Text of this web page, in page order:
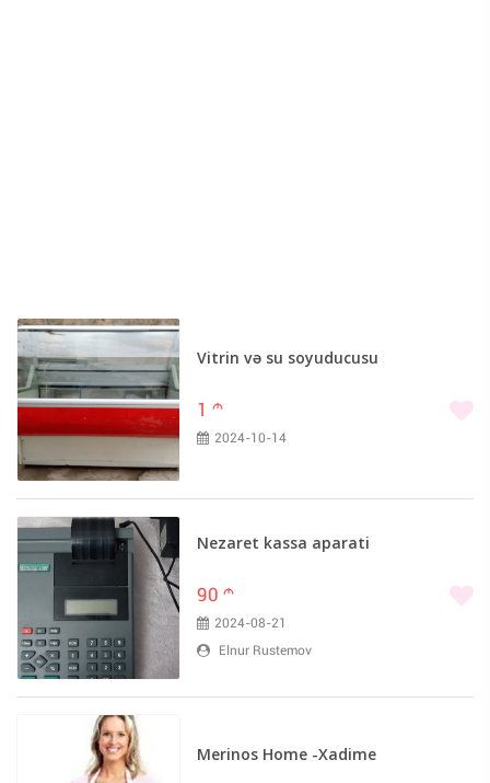
Vitrin və su soyuducusu
1 m
2024-10-14
Nezaret kassa aparati
90 m
2024-08-21
Elnur Rustemov
Merinos Home -Xadime